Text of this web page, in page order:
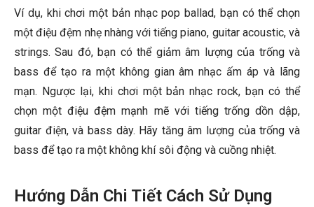
Ví dụ, khi chơi một bản nhạc pop ballad, bạn có thể chọn
một điệu đệm nhẹ nhàng với tiếng piano, guitar acoustic, và
strings. Sau đó, bạn có thể giảm âm lượng của trống và
bass để tạo ra một không gian âm nhạc ấm áp và lãng
mạn. Ngược lại, khi chơi một bản nhạc rock, bạn có thể
chọn một điệu đệm mạnh mẽ với tiếng trống dồn dập,
guitar điện, và bass dày. Hãy tăng âm lượng của trống và
bass để tạo ra một không khí sôi động và cuồng nhiệt.
Hướng Dẫn Chi Tiết Cách Sử Dụng